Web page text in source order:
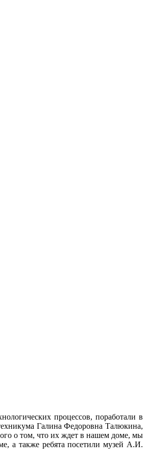
процессов, поработали в
Галина Федоровна Талюкина,
о том, что их ждет в нашем доме, мы
а также ребята посетили музей А.И.